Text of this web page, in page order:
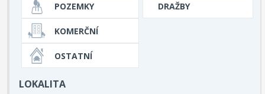
DRAŽBY
POZEMKY
KOMERČNÍ
OSTATNÍ
LOKALITA